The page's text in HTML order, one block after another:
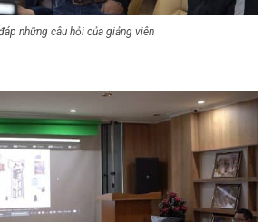
những câu hỏi của giảng viên